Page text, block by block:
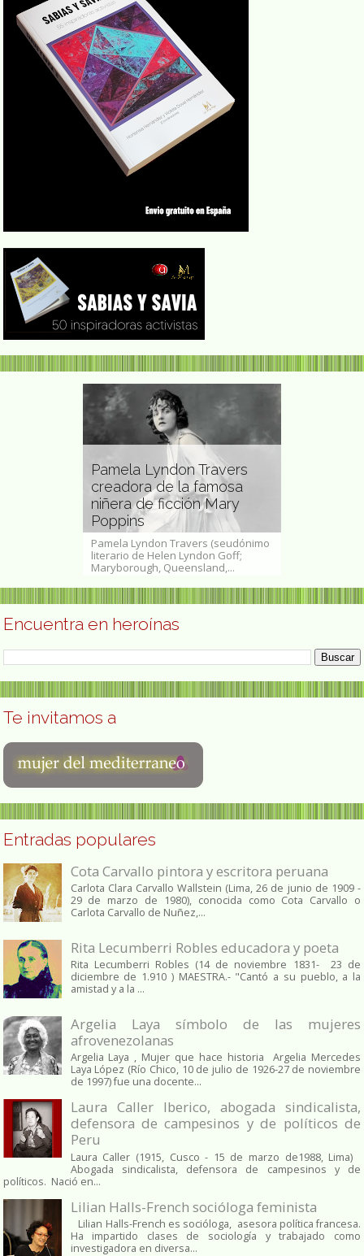
Travers
de la famosa
Travers (seudónimo
Lyndon Goff;
Isabel de Obaldía artista
plástica panameña
Isabel de Obaldía (Washington D. C.,
1957) es una artista plástica
panameña,​ hija de madre...
Encuentra en heroínas
Te invitamos a
Entradas populares
Cota Carvallo pintora y escritora peruana
Carlota Clara Carvallo Wallstein (Lima, 26 de junio de 1909 -
29 de marzo de 1980), conocida como Cota Carvallo o
Carlota Carvallo de Nuñez,...
Rita Lecumberri Robles educadora y poeta
Rita Lecumberri Robles (14 de noviembre 1831- 23 de
diciembre de 1.910 ) MAESTRA.- "Cantó a su pueblo, a la
amistad y a la ...
Argelia Laya símbolo de las mujeres
afrovenezolanas
Argelia Laya , Mujer que hace historia Argelia Mercedes
Laya López (Río Chico, 10 de julio de 1926-27 de noviembre
de 1997) fue una docente...
Laura Caller Iberico, abogada sindicalista,
defensora de campesinos y de políticos de
Peru
Laura Caller (1915, Cusco - 15 de marzo de1988, Lima)
Abogada sindicalista, defensora de campesinos y de
políticos. Nació en...
Lilian Halls-French socióloga feminista
Lilian Halls-French es socióloga, asesora política francesa.
Ha impartido clases de sociología y trabajado como
investigadora en diversa...